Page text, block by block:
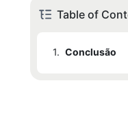
Table of
1. Conclusão